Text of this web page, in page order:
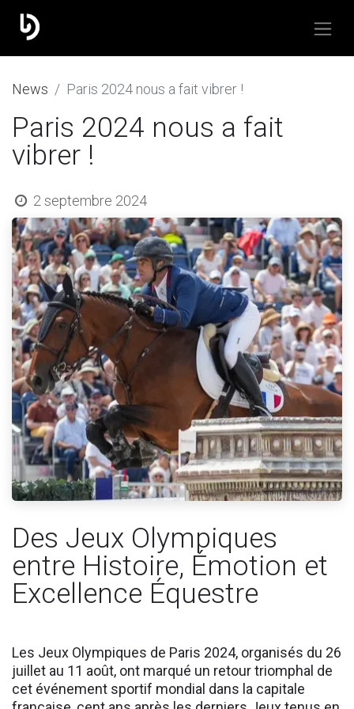
​News Paris 2024 nous a fait vibrer !
Paris 2024 nous a fait
vibrer !
2 septembre 2024
Des Jeux Olympiques
entre Histoire, Émotion et
Excellence Équestre
Les Jeux Olympiques de Paris 2024, organisés du 26
juillet au 11 août, ont marqué un retour triomphal de
cet événement sportif mondial dans la capitale